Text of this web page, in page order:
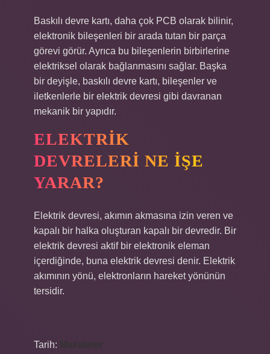
Baskılı devre kartı, daha çok PCB olarak bilinir,
elektronik bileşenleri bir arada tutan bir parça
görevi görür. Ayrıca bu bileşenlerin birbirlerine
elektriksel olarak bağlanmasını sağlar. Başka
bir deyişle, baskılı devre kartı, bileşenler ve
iletkenlerle bir elektrik devresi gibi davranan
mekanik bir yapıdır.
ELEKTRIK
DEVRELERI NE IŞE
YARAR?
Elektrik devresi, akımın akmasına izin veren ve
kapalı bir halka oluşturan kapalı bir devredir. Bir
elektrik devresi aktif bir elektronik eleman
içerdiğinde, buna elektrik devresi denir. Elektrik
akımının yönü, elektronların hareket yönünün
tersidir.
Tarih: